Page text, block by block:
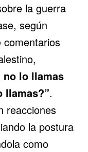
la guerra
según
no lo llamas
llamas?”.
reacciones
la postura
como